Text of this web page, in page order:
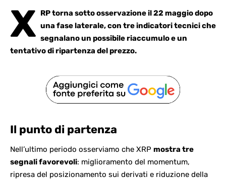
X RP torna sotto osservazione il 22 maggio dopo
una fase laterale, con tre indicatori tecnici che
segnalano un possibile riaccumulo e un
tentativo di ripartenza del prezzo.
Il punto di partenza
Nell’ultimo periodo osserviamo che XRP mostra tre
segnalifavorevoli: miglioramento del momentum,
ripresa del posizionamento sui derivati e riduzione della